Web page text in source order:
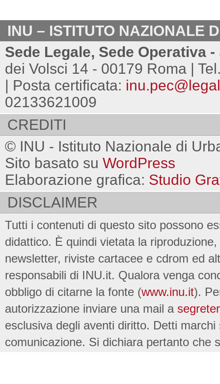
INU – ISTITUTO NAZIONALE
Sede Legale, Sede Operativa
dei Volsci 14 - 00179 Roma |
| Posta certificata:
02133621009
CREDITI
© INU - Istituto Nazionale di
Sito basato su WordPress
Elaborazione grafica: Studio
DISCLAIMER
Tutti i contenuti di questo sito possono
didattico. È quindi vietata la
newsletter, riviste cartacee e cdrom ed
responsabili di INU.it. Qualora venga
obbligo di citarne la fonte (www.inu.it).
autorizzazione inviare una mail a
esclusiva degli aventi diritto. Detti
comunicazione. Si dichiara pertanto che